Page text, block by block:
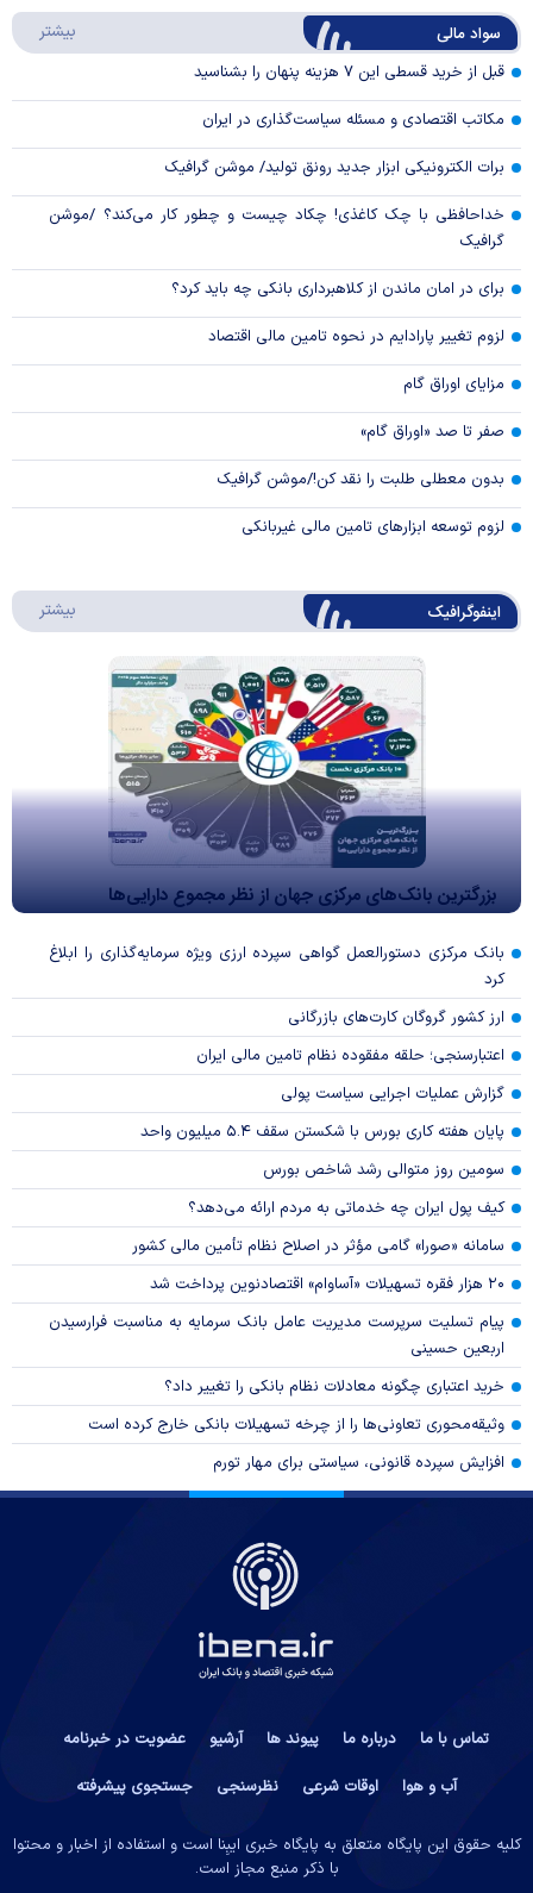
Video
سواد مالی بیشتر
قبل از خرید قسطی این ۷ هزینه پنهان را بشناسید
مکاتب اقتصادی و مسئله سیاست‌گذاری در ایران
برات الکترونیکی ابزار جدید رونق تولید/ موشن گرافیک
خداحافظی با چک کاغذی! چکاد چیست و چطور کار می‌کند؟ /موشن
گرافیک
برای در امان ماندن از کلاهبرداری بانکی چه باید کرد؟
لزوم تغییر پارادایم در نحوه تامین مالی اقتصاد
مزایای اوراق گام
صفر تا صد «اوراق گام»
بدون معطلی طلبت را نقد کن!/موشن گرافیک
لزوم توسعه ابزارهای تامین مالی غیربانکی
اینفوگرافیک بیشتر
بزرگترین بانک‌های مرکزی جهان از نظر مجموع دارایی‌ها
بانک مرکزی دستورالعمل گواهی سپرده ارزی ویژه سرمایه‌گذاری را ابلاغ
کرد
ارز کشور گروگان کارت‌های بازرگانی
اعتبارسنجی؛ حلقه مفقوده نظام تامین مالی ایران
گزارش عملیات اجرایی سیاست پولی
پایان هفته کاری بورس با شکستن سقف ۵.۴ میلیون واحد
سومین روز متوالی رشد شاخص بورس
کیف پول ایران چه خدماتی به مردم ارائه می‌دهد؟
سامانه «صورا» گامی مؤثر در اصلاح نظام تأمین مالی کشور
۲۰ هزار فقره تسهیلات «آساوام» اقتصادنوین پرداخت شد
پیام تسلیت سرپرست مدیریت عامل بانک سرمایه به مناسبت فرارسیدن
اربعین حسینی
خرید اعتباری چگونه معادلات نظام بانکی را تغییر داد؟
وثیقه‌محوری تعاونی‌ها را از چرخه تسهیلات بانکی خارج کرده است
افزایش سپرده قانونی، سیاستی برای مهار تورم
تماس با ما درباره ما پیوند ها آرشیو
عضویت در خبرنامه
آب و هوا
اوقات شرعی نظرسنجی جستجوی پیشرفته
کلیه حقوق این پایگاه متعلق به پایگاه خبری ایبِنا است و استفاده از اخبار و محتوا
با ذکر منبع مجاز است.